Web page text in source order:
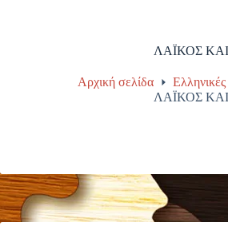
ΛΑΪΚΟΣ
Αρχική σελίδα
ΛΑΪΚΟΣ